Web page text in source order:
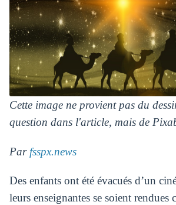
Cette image ne provient pas du
question dans l'article, mais de
Par fsspx.news
Des enfants ont été évacués d’un
leurs enseignantes se soient rendues